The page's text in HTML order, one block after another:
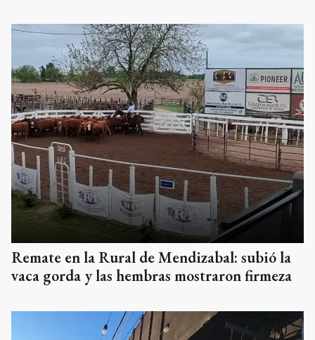
Remate en la Rural de Mendizabal: subió la
vaca gorda y las hembras mostraron firmeza